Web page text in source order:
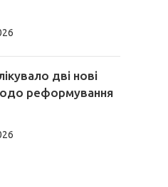
дві нові
реформування